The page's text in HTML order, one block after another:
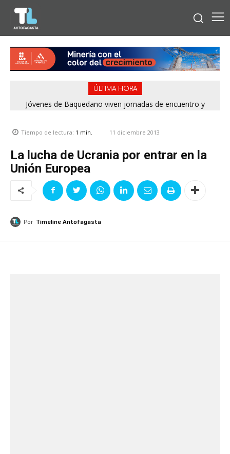
ÚLTIMA HORA
Jóvenes de Baquedano viven jornadas de encuentro y
Tiempo de lectura: 1 min. 11 diciembre 2013
La lucha de Ucrania por entrar en la
Unión Europea
Por Timeline Antofagasta